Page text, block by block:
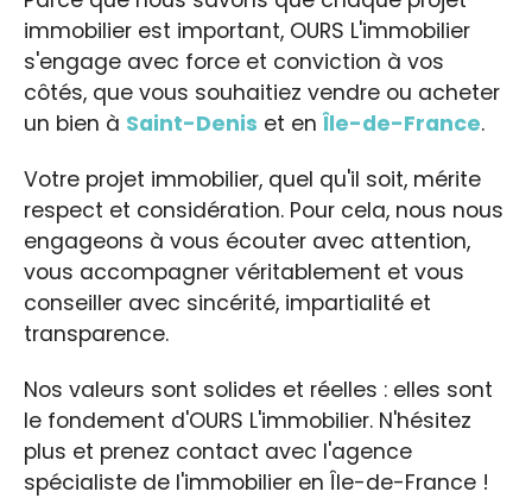
immobilier est important, OURS L'immobilier
s'engage avec force et conviction à vos
côtés, que vous souhaitiez vendre ou acheter
un bien à Saint-Denis et en Île-de-France.
Votre projet immobilier, quel qu'il soit, mérite
respect et considération. Pour cela, nous nous
engageons à vous écouter avec attention,
vous accompagner véritablement et vous
conseiller avec sincérité, impartialité et
transparence.
Nos valeurs sont solides et réelles : elles sont
le fondement d'OURS L'immobilier. N'hésitez
plus et prenez contact avec l'agence
spécialiste de l'immobilier en Île-de-France !